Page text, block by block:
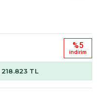
%5
i̇ndi̇ri̇m
218.823 TL